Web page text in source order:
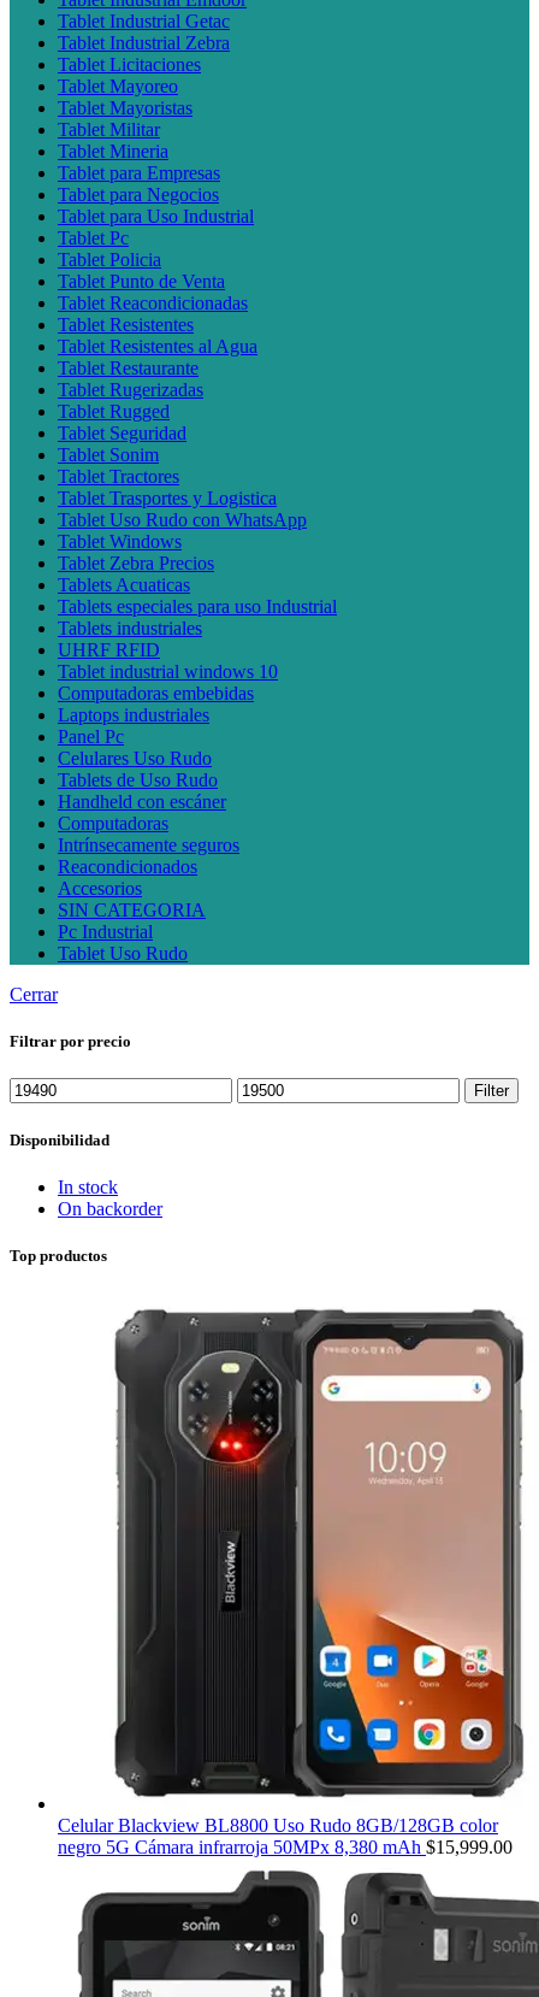
Tablet Industrial Getac
Tablet Industrial Zebra
Tablet Licitaciones
Tablet Mayoreo
Tablet Mayoristas
Tablet Militar
Tablet Mineria
Tablet para Empresas
Tablet para Negocios
Tablet para Uso Industrial
Tablet Pc
Tablet Policia
Tablet Punto de Venta
Tablet Reacondicionadas
Tablet Resistentes
Tablet Resistentes al Agua
Tablet Restaurante
Tablet Rugerizadas
Tablet Rugged
Tablet Seguridad
Tablet Sonim
Tablet Tractores
Tablet Trasportes y Logistica
Tablet Uso Rudo con WhatsApp
Tablet Windows
Tablet Zebra Precios
Tablets Acuaticas
Tablets especiales para uso Industrial
Tablets industriales
UHRF RFID
Tablet industrial windows 10
Computadoras embebidas
Laptops industriales
Panel Pc
Celulares Uso Rudo
Tablets de Uso Rudo
Handheld con escáner
Computadoras
Intrínsecamente seguros
Reacondicionados
Accesorios
SIN CATEGORIA
Pc Industrial
Tablet Uso Rudo
Cerrar
Filtrar por precio
Min
price
Max
price
Filter
Disponibilidad
In stock
On backorder
Top productos
Celular Blackview BL8800 Uso Rudo 8GB/128GB color
negro 5G Cámara infrarroja 50MPx 8,380 mAh $15,999.00